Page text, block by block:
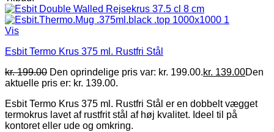
Vis
Esbit Termo Krus 375 ml. Rustfri Stål
kr.199.00 Den oprindelige pris var: kr. 199.00.kr. 139.00Den
aktuelle pris er: kr. 139.00.
Esbit Termo Krus 375 ml. Rustfri Stål er en dobbelt vægget
termokrus lavet af rustfrit stål af høj kvalitet. Ideel til på
kontoret eller ude og omkring.